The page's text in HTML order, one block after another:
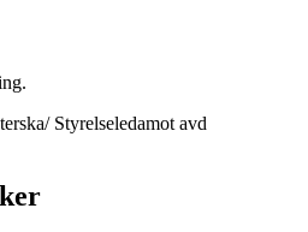
Styrelseledamot avd